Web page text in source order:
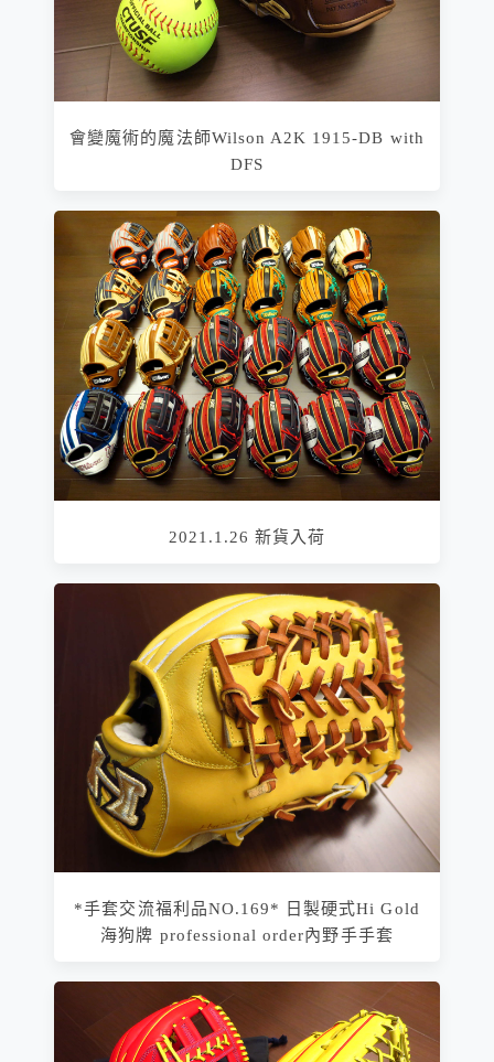
會變魔術的魔法師Wilson A2K 1915-DB with
DFS
2021.1.26 新貨入荷
*手套交流福利品NO.169* 日製硬式Hi Gold
海狗牌 professional order內野手手套